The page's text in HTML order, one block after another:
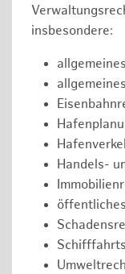
insbesondere:
Handels-